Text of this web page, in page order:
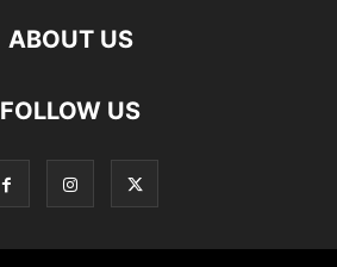
ABOUT US
FOLLOW US